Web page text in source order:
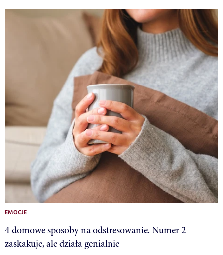
EMOCJE
4 domowe sposoby na odstresowanie. Numer 2
zaskakuje, ale działa genialnie